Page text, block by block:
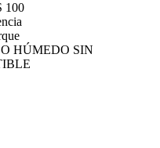
100
HÚMEDO SIN